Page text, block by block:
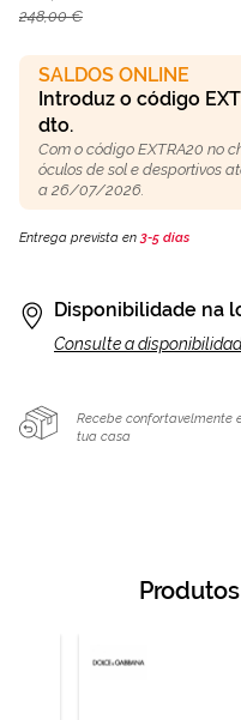
248,00 €
SALDOS ONLINE
Introduz o código
dto.
Com o código EXTRA20 no
óculos de sol e desportivos
a 26/07/2026.
Entrega prevista en3-5 días
Disponibilidade na
Consulte a
Recebe confortavelmente
tua casa